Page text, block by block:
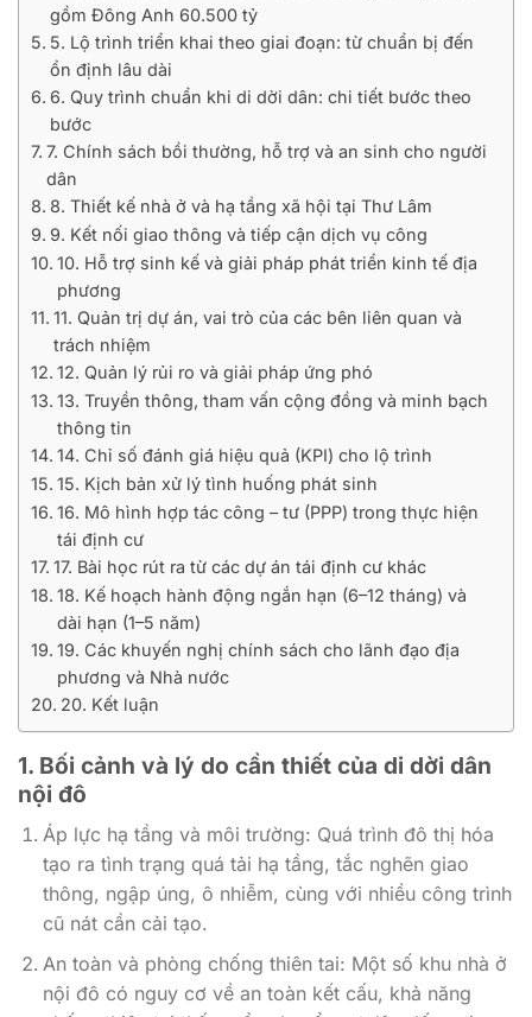
gồm Đông Anh 60.500 tỷ
5. Lộ trình triển khai theo giai đoạn: từ chuẩn bị đến
ổn định lâu dài
6. Quy trình chuẩn khi di dời dân: chi tiết bước theo
bước
7. Chính sách bồi thường, hỗ trợ và an sinh cho người
dân
8. Thiết kế nhà ở và hạ tầng xã hội tại Thư Lâm
9. Kết nối giao thông và tiếp cận dịch vụ công
10. Hỗ trợ sinh kế và giải pháp phát triển kinh tế địa
phương
11. Quản trị dự án, vai trò của các bên liên quan và
trách nhiệm
12. Quản lý rủi ro và giải pháp ứng phó
13. Truyền thông, tham vấn cộng đồng và minh bạch
thông tin
14. Chỉ số đánh giá hiệu quả (KPI) cho lộ trình
15. Kịch bản xử lý tình huống phát sinh
16. Mô hình hợp tác công – tư (PPP) trong thực hiện
tái định cư
17. Bài học rút ra từ các dự án tái định cư khác
18. Kế hoạch hành động ngắn hạn (6–12 tháng) và
dài hạn (1–5 năm)
19. Các khuyến nghị chính sách cho lãnh đạo địa
phương và Nhà nước
20. Kết luận
1. Bối cảnh và lý do cần thiết của di dời dân
nội đô
Áp lực hạ tầng và môi trường: Quá trình đô thị hóa
tạo ra tình trạng quá tải hạ tầng, tắc nghẽn giao
thông, ngập úng, ô nhiễm, cùng với nhiều công trình
cũ nát cần cải tạo.
An toàn và phòng chống thiên tai: Một số khu nhà ở
nội đô có nguy cơ về an toàn kết cấu, khả năng